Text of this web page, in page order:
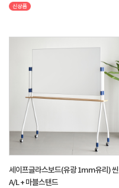
세이프글라스보드(유광 1mm유리) 씬
A/L + 마블스탠드